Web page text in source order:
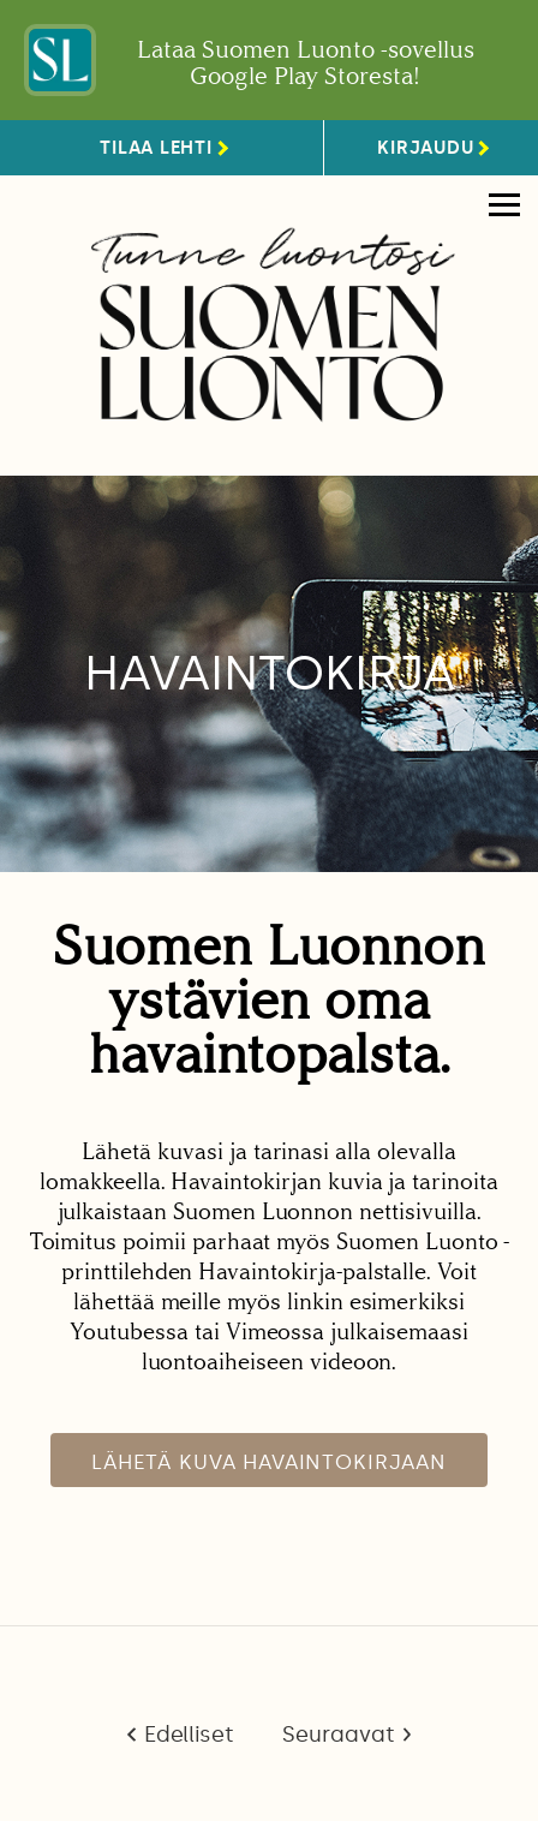
Lataa Suomen Luonto -sovellus
Google Play Storesta!
TILAA LEHTI KIRJAUDU
HAVAINTOKIRJA
Suomen Luonnon
ystävien oma
havaintopalsta.
Lähetä kuvasi ja tarinasi alla olevalla
lomakkeella. Havaintokirjan kuvia ja tarinoita
julkaistaan Suomen Luonnon nettisivuilla.
Toimitus poimii parhaat myös Suomen Luonto -
printtilehden Havaintokirja-palstalle. Voit
lähettää meille myös linkin esimerkiksi
Youtubessa tai Vimeossa julkaisemaasi
luontoaiheiseen videoon.
LÄHETÄ KUVA HAVAINTOKIRJAAN
Edelliset Seuraavat